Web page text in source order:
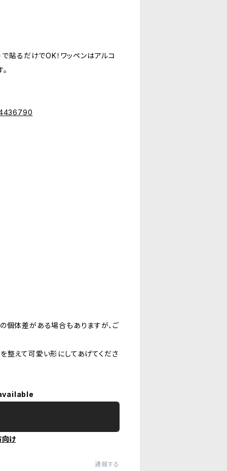
で貼るだけでOK！ワッペンはアルコ
個体差がある場合もありますが、ご
整えて可愛い形にしてあげてくださ
向け
通報する